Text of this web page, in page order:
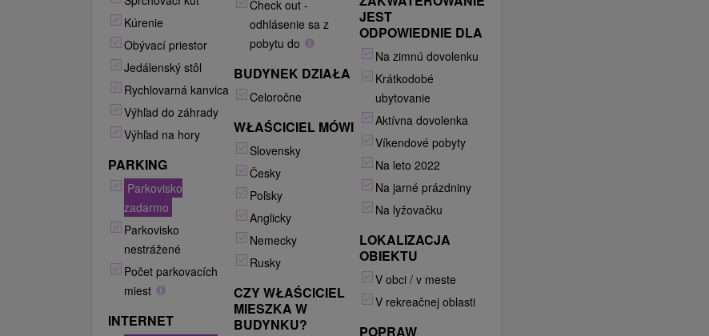
Kúrenie
Obývací priestor
Jedálenský stôl
Rychlovarná kanvica
Výhľad do záhrady
Výhľad na hory
PARKING
Parkovisko
zadarmo
Parkovisko
nestrážené
Počet parkovacích
miest
INTERNET
Check out -
odhlásenie sa z
pobytu do
BUDYNEK DZIAŁA
Celoročne
WŁAŚCICIEL MÓWI
Slovensky
Česky
Poľsky
Anglicky
Nemecky
Rusky
CZY WŁAŚCICIEL
MIESZKA W
BUDYNKU?
JEST
ODPOWIEDNIE DLA
Na zimnú dovolenku
Krátkodobé
ubytovanie
Aktívna dovolenka
Víkendové pobyty
Na leto 2022
Na jarné prázdniny
Na lyžovačku
LOKALIZACJA
OBIEKTU
V obci / v meste
V rekreačnej oblasti
POPRAW